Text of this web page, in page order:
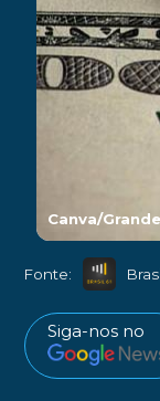
Canva/
Fonte:
Siga-nos no